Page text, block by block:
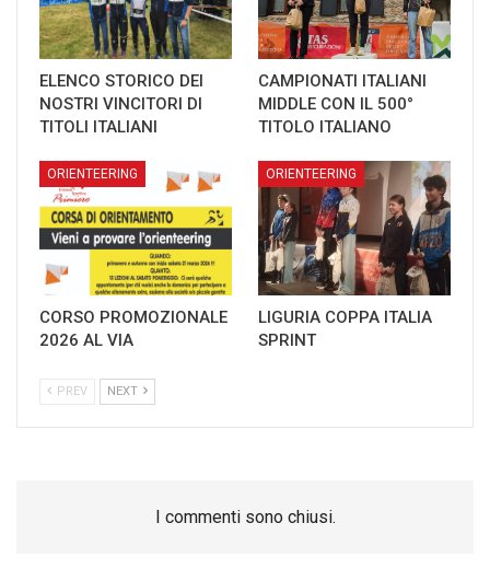
ELENCO STORICO DEI
NOSTRI VINCITORI DI
TITOLI ITALIANI
CAMPIONATI ITALIANI
MIDDLE CON IL 500°
TITOLO ITALIANO
ORIENTEERING
CORSO PROMOZIONALE
2026 AL VIA
ORIENTEERING
LIGURIA COPPA ITALIA
SPRINT
PREV NEXT
I commenti sono chiusi.